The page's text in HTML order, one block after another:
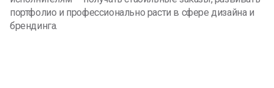
портфолио и профессионально расти в сфере дизайна и
брендинга.